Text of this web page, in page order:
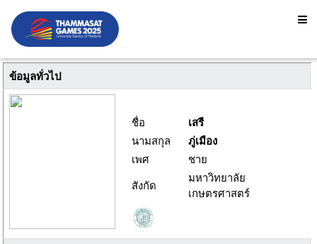
ข้อมูลทั่วไป
ชื่อ
เสรี
นามสกุล
ภู่เมือง
เพศ
ชาย
สังกัด
มหาวิทยาลัย
เกษตรศาสตร์